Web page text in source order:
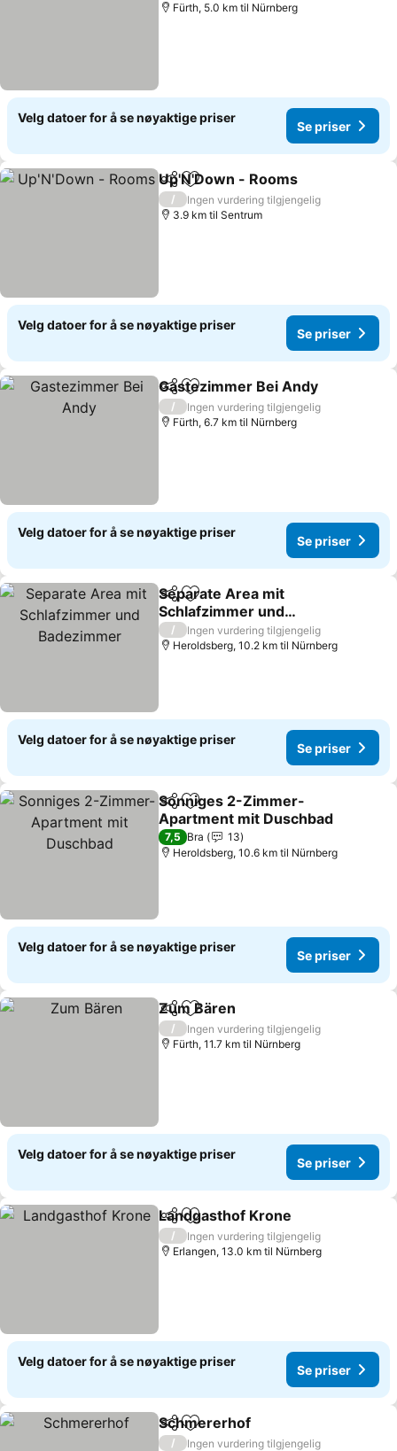
Fürth, 5.0 km til Nürnberg
Velg datoer for å se nøyaktige priser
Se priser
Del Legg til i favoritter
Up'N'Down - Rooms
/
Ingen vurdering tilgjengelig
3.9 km til Sentrum
Velg datoer for å se nøyaktige priser
Se priser
Del Legg til i favoritter
Gastezimmer Bei Andy
/
Ingen vurdering tilgjengelig
Fürth, 6.7 km til Nürnberg
Velg datoer for å se nøyaktige priser
Se priser
Del Legg til i favoritter
Separate Area mit
Schlafzimmer und
Badezimmer
Se priser
/
Ingen vurdering tilgjengelig
Heroldsberg, 10.2 km til Nürnberg
Velg datoer for å se nøyaktige priser
Se priser
Del Legg til i favoritter
Sonniges 2-Zimmer-
Apartment mit Duschbad
Se priser
7,5 Bra
13
Heroldsberg, 10.6 km til Nürnberg
Velg datoer for å se nøyaktige priser
Se priser
Del Legg til i favoritter
Zum Bären
/
Ingen vurdering tilgjengelig
Fürth, 11.7 km til Nürnberg
Velg datoer for å se nøyaktige priser
Se priser
Del Legg til i favoritter
Landgasthof Krone
/
Ingen vurdering tilgjengelig
Erlangen, 13.0 km til Nürnberg
Velg datoer for å se nøyaktige priser
Se priser
Del Legg til i favoritter
Schmererhof
/
Ingen vurdering tilgjengelig